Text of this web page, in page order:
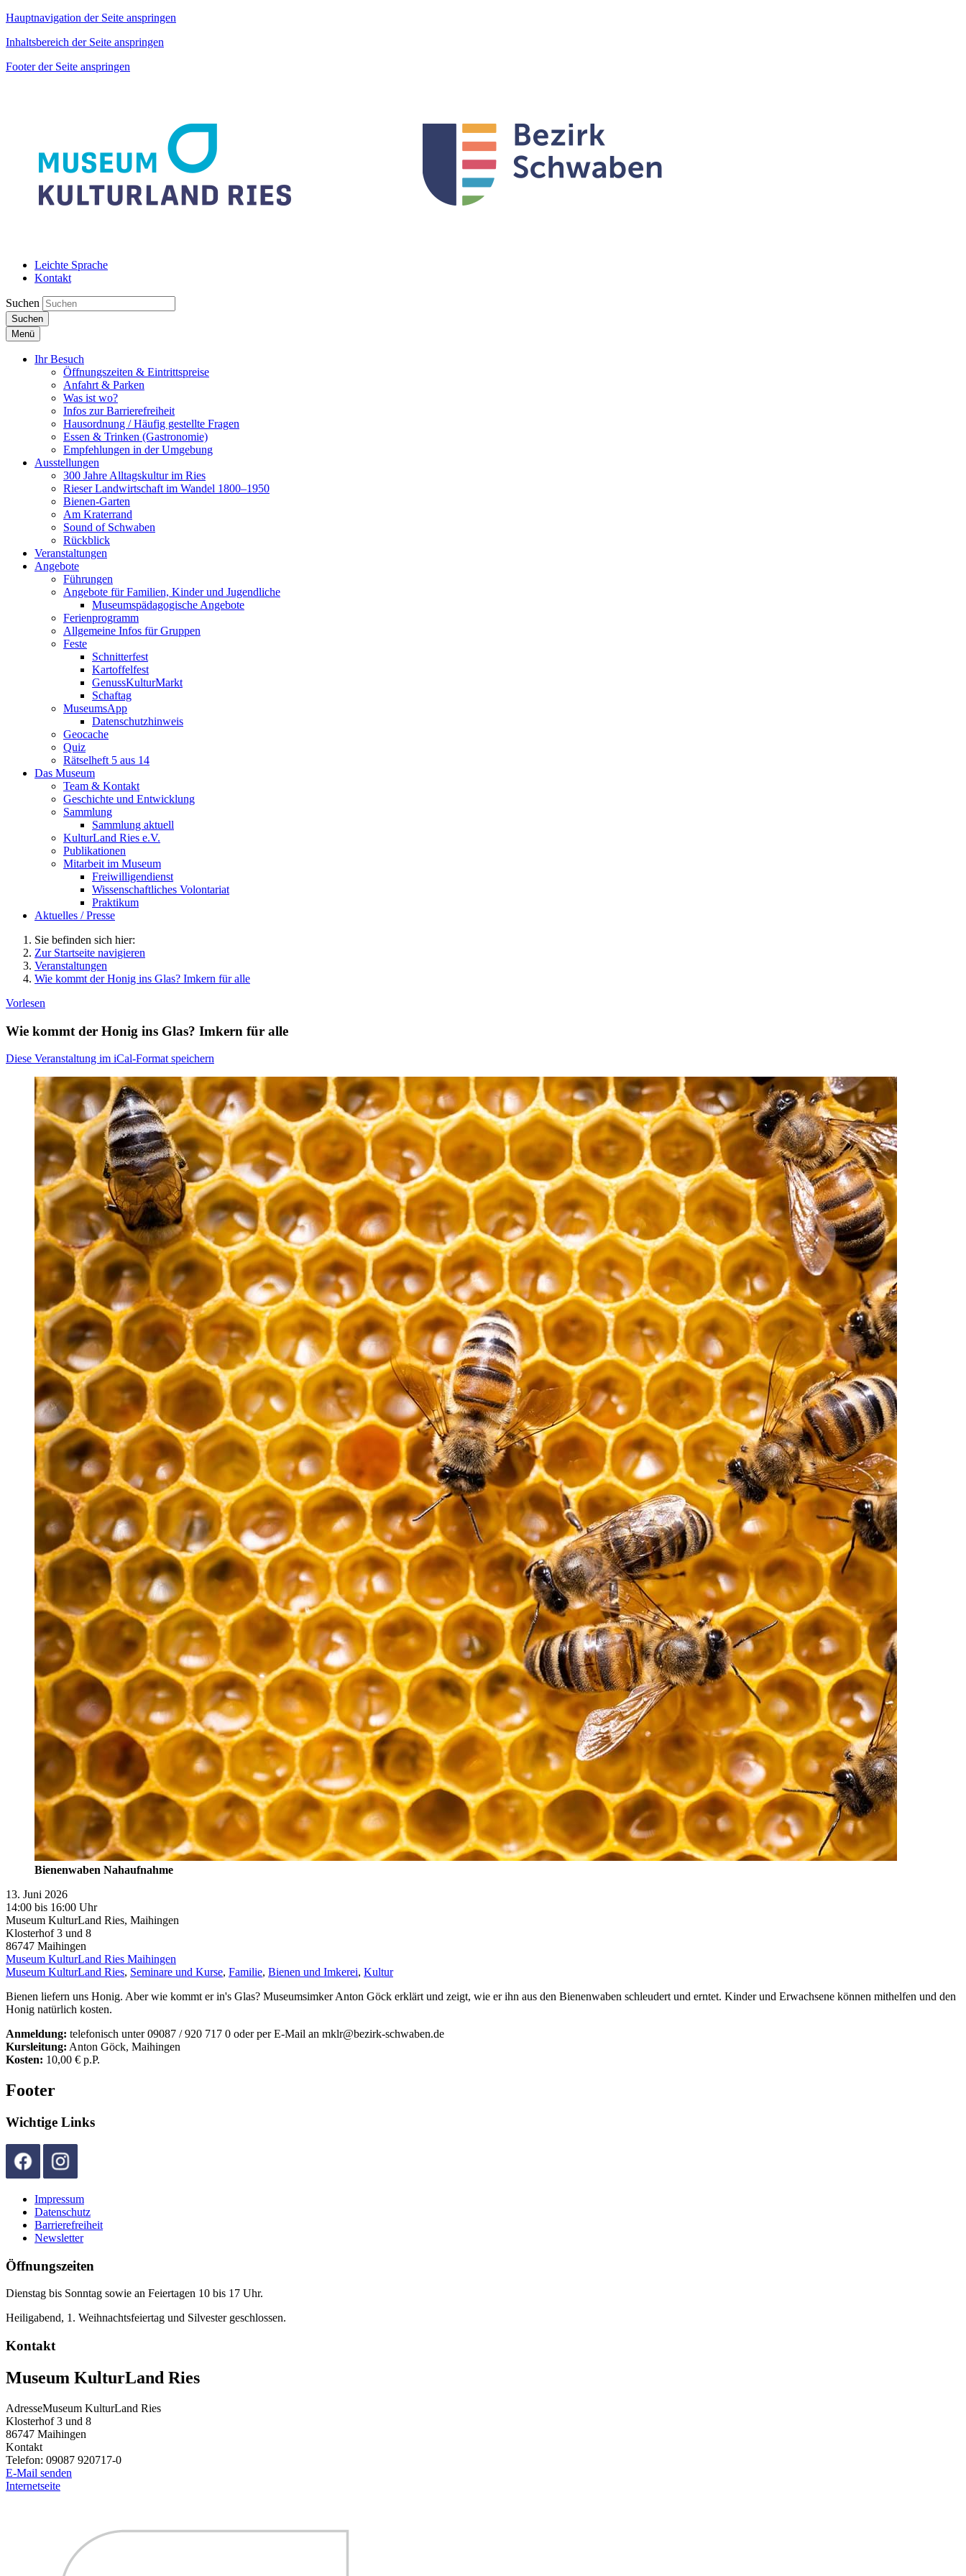
Hauptnavigation der Seite anspringen
Inhaltsbereich der Seite anspringen
Footer der Seite anspringen
Leichte Sprache
Kontakt
Suchen
Suchen
Menü
Ihr Besuch
Öffnungszeiten & Eintrittspreise
Anfahrt & Parken
Was ist wo?
Infos zur Barrierefreiheit
Hausordnung / Häufig gestellte Fragen
Essen & Trinken (Gastronomie)
Empfehlungen in der Umgebung
Ausstellungen
300 Jahre Alltagskultur im Ries
Rieser Landwirtschaft im Wandel 1800–1950
Bienen-Garten
Am Kraterrand
Sound of Schwaben
Rückblick
Veranstaltungen
Angebote
Führungen
Angebote für Familien, Kinder und Jugendliche
Museumspädagogische Angebote
Ferienprogramm
Allgemeine Infos für Gruppen
Feste
Schnitterfest
Kartoffelfest
GenussKulturMarkt
Schaftag
MuseumsApp
Datenschutzhinweis
Geocache
Quiz
Rätselheft 5 aus 14
Das Museum
Team & Kontakt
Geschichte und Entwicklung
Sammlung
Sammlung aktuell
KulturLand Ries e.V.
Publikationen
Mitarbeit im Museum
Freiwilligendienst
Wissenschaftliches Volontariat
Praktikum
Aktuelles / Presse
Sie befinden sich hier:
Zur Startseite navigieren
Veranstaltungen
Wie kommt der Honig ins Glas? Imkern für alle
Vorlesen
Wie kommt der Honig ins Glas? Imkern für alle
Diese Veranstaltung im iCal-Format speichern
Bienenwaben Nahaufnahme
13. Juni 2026
14:00 bis 16:00 Uhr
Museum KulturLand Ries, Maihingen
Klosterhof 3 und 8
86747 Maihingen
Museum KulturLand Ries Maihingen
Museum KulturLand Ries, Seminare und Kurse, Familie, Bienen und Imkerei, Kultur
Bienen liefern uns Honig. Aber wie kommt er in's Glas? Museumsimker Anton Göck erklärt und zeigt, wie er ihn aus den Bienenwaben schleudert und erntet. Kinder und Erwachsene können mithelfen und den
Honig natürlich kosten.
Anmeldung: telefonisch unter 09087 / 920 717 0 oder per E-Mail an mklr@bezirk-schwaben.de
Kursleitung: Anton Göck, Maihingen
Kosten: 10,00 € p.P.
Footer
Wichtige Links
Impressum
Datenschutz
Barrierefreiheit
Newsletter
Öffnungszeiten
Dienstag bis Sonntag sowie an Feiertagen 10 bis 17 Uhr.
Heiligabend, 1. Weihnachtsfeiertag und Silvester geschlossen.
Kontakt
Museum KulturLand Ries
AdresseMuseum KulturLand Ries
Klosterhof 3 und 8
86747 Maihingen
Kontakt
Telefon: 09087 920717-0
E-Mail senden
Internetseite